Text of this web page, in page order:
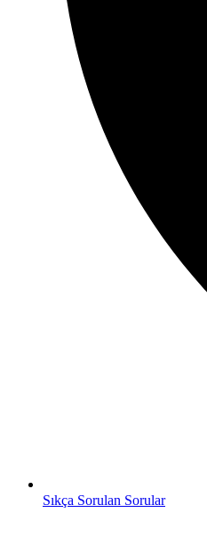
Sıkça Sorulan Sorular